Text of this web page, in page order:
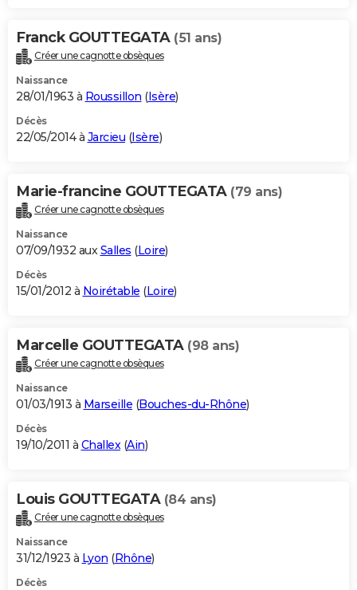
Franck GOUTTEGATA (51 ans)
Créer une cagnotte obsèques
Naissance
28/01/1963 à Roussillon (Isère)
Décès
22/05/2014 à Jarcieu (Isère)
Marie-francine GOUTTEGATA (79 ans)
Créer une cagnotte obsèques
Naissance
07/09/1932 auxSalles (Loire)
Décès
15/01/2012 à Noirétable (Loire)
Marcelle GOUTTEGATA (98 ans)
Créer une cagnotte obsèques
Naissance
01/03/1913 à Marseille (Bouches-du-Rhône)
Décès
19/10/2011 à Challex(Ain)
Louis GOUTTEGATA (84 ans)
Créer une cagnotte obsèques
Naissance
31/12/1923 à Lyon (Rhône)
Décès